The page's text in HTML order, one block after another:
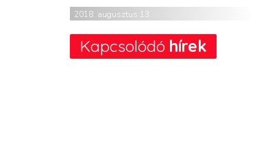
2018. augusztus 13.
Kapcsolódó hírek